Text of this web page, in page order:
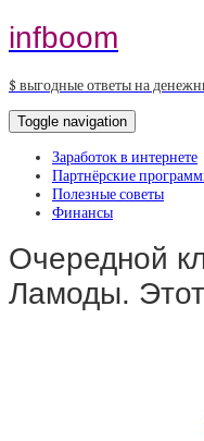
infboom
$ выгодные ответы на
Toggle navigation
Заработок в интернете
Партнёрские
Полезные советы
Финансы
Очередной
Ламоды.